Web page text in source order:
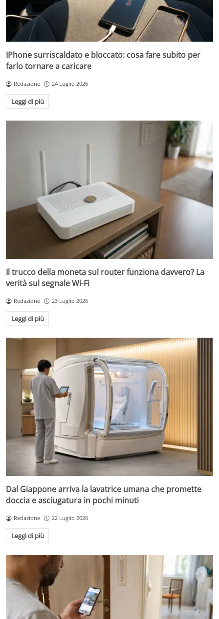
IPhone surriscaldato e bloccato: cosa fare subito per
farlo tornare a caricare
Redazione 24 Luglio 2026
Leggi di più
Il trucco della moneta sul router funziona davvero? La
verità sul segnale Wi-Fi
Redazione 23 Luglio 2026
Leggi di più
Dal Giappone arriva la lavatrice umana che promette
doccia e asciugatura in pochi minuti
Redazione 22 Luglio 2026
Leggi di più